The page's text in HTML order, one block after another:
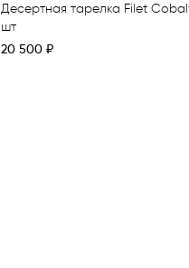
Десертная тарелка Filet
шт
20 500 ₽